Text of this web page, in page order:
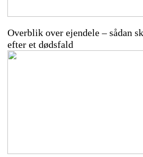
Overblik over ejendele – sådan
efter et dødsfald